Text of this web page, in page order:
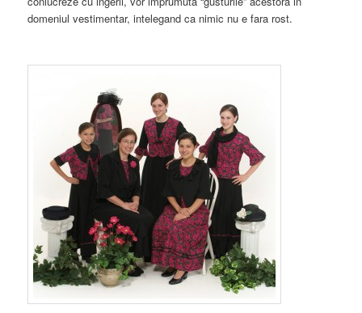
domeniul vestimentar, intelegand ca nimic nu e fara rost.